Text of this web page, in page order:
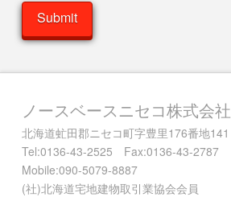
ノースベースニセコ株式会社
北海道虻田郡ニセコ町字豊里176番地141
Tel:0136-43-2525 Fax:0136-43-2787
Mobile:090-5079-8887
(社)北海道宅地建物取引業協会会員